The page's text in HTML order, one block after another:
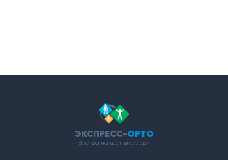
ЭКСПРЕСС-ОРТО
Всегда на шаг впереди